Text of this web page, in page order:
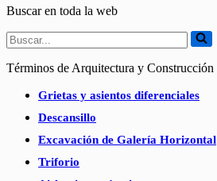
Buscar en toda la web
Buscar...
Términos de Arquitectura y Construcción
Grietas y asientos diferenciales
Descansillo
Excavación de Galería Horizontal
Triforio